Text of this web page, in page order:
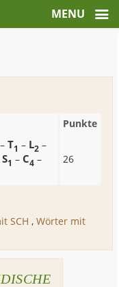
Punkte
–T1 – L2 –
S1 – C4 – 26
SCH ,Wörter mit